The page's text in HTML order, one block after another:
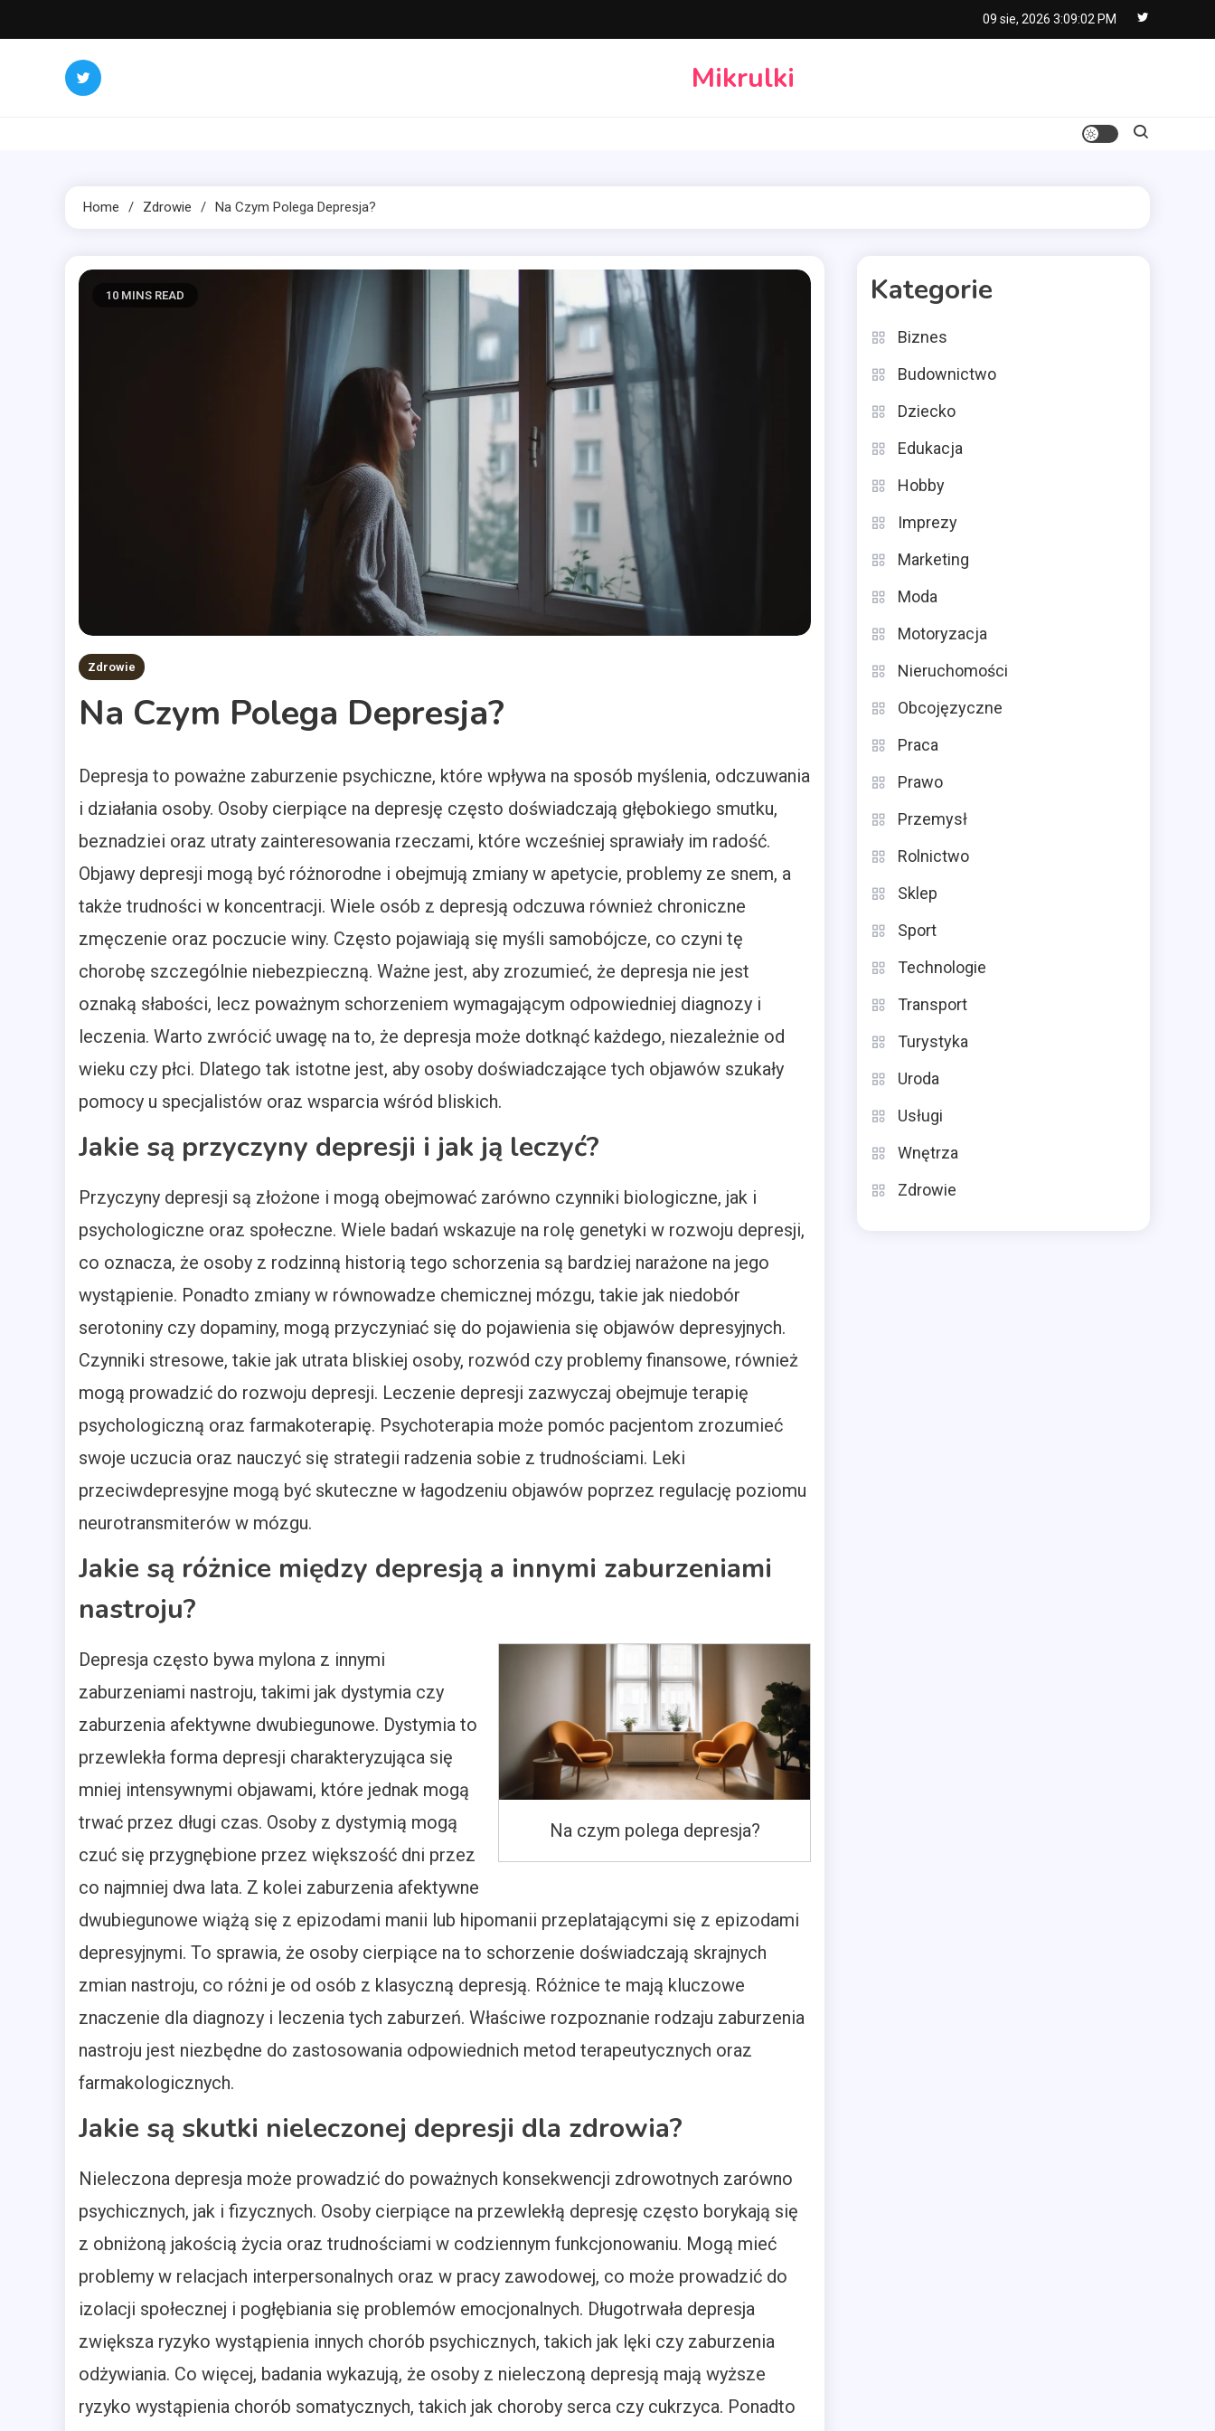
to
09 sie, 2026 3:09:03 PM
Mikrulki
Home Zdrowie Na Czym Polega Depresja?
10 MINS READ
Zdrowie
Na Czym Polega Depresja?
Depresja to poważne zaburzenie psychiczne, które wpływa na sposób myślenia, odczuwania
i działania osoby. Osoby cierpiące na depresję często doświadczają głębokiego smutku,
beznadziei oraz utraty zainteresowania rzeczami, które wcześniej sprawiały im radość.
Objawy depresji mogą być różnorodne i obejmują zmiany w apetycie, problemy ze snem, a
także trudności w koncentracji. Wiele osób z depresją odczuwa również chroniczne
zmęczenie oraz poczucie winy. Często pojawiają się myśli samobójcze, co czyni tę
chorobę szczególnie niebezpieczną. Ważne jest, aby zrozumieć, że depresja nie jest
oznaką słabości, lecz poważnym schorzeniem wymagającym odpowiedniej diagnozy i
leczenia. Warto zwrócić uwagę na to, że depresja może dotknąć każdego, niezależnie od
wieku czy płci. Dlatego tak istotne jest, aby osoby doświadczające tych objawów szukały
pomocy u specjalistów oraz wsparcia wśród bliskich.
Jakie są przyczyny depresji i jak ją leczyć?
Przyczyny depresji są złożone i mogą obejmować zarówno czynniki biologiczne, jak i
psychologiczne oraz społeczne. Wiele badań wskazuje na rolę genetyki w rozwoju depresji,
co oznacza, że osoby z rodzinną historią tego schorzenia są bardziej narażone na jego
wystąpienie. Ponadto zmiany w równowadze chemicznej mózgu, takie jak niedobór
serotoniny czy dopaminy, mogą przyczyniać się do pojawienia się objawów depresyjnych.
Czynniki stresowe, takie jak utrata bliskiej osoby, rozwód czy problemy finansowe, również
mogą prowadzić do rozwoju depresji. Leczenie depresji zazwyczaj obejmuje terapię
psychologiczną oraz farmakoterapię. Psychoterapia może pomóc pacjentom zrozumieć
swoje uczucia oraz nauczyć się strategii radzenia sobie z trudnościami. Leki
przeciwdepresyjne mogą być skuteczne w łagodzeniu objawów poprzez regulację poziomu
neurotransmiterów w mózgu.
Jakie są różnice między depresją a innymi zaburzeniami
nastroju?
Na czym polega depresja?
Depresja często bywa mylona z innymi
zaburzeniami nastroju, takimi jak dystymia czy
zaburzenia afektywne dwubiegunowe. Dystymia to
przewlekła forma depresji charakteryzująca się
mniej intensywnymi objawami, które jednak mogą
trwać przez długi czas. Osoby z dystymią mogą
czuć się przygnębione przez większość dni przez
co najmniej dwa lata. Z kolei zaburzenia afektywne
dwubiegunowe wiążą się z epizodami manii lub hipomanii przeplatającymi się z epizodami
depresyjnymi. To sprawia, że osoby cierpiące na to schorzenie doświadczają skrajnych
zmian nastroju, co różni je od osób z klasyczną depresją. Różnice te mają kluczowe
znaczenie dla diagnozy i leczenia tych zaburzeń. Właściwe rozpoznanie rodzaju zaburzenia
nastroju jest niezbędne do zastosowania odpowiednich metod terapeutycznych oraz
farmakologicznych.
Jakie są skutki nieleczonej depresji dla zdrowia?
Nieleczona depresja może prowadzić do poważnych konsekwencji zdrowotnych zarówno
psychicznych, jak i fizycznych. Osoby cierpiące na przewlekłą depresję często borykają się
z obniżoną jakością życia oraz trudnościami w codziennym funkcjonowaniu. Mogą mieć
problemy w relacjach interpersonalnych oraz w pracy zawodowej, co może prowadzić do
izolacji społecznej i pogłębiania się problemów emocjonalnych. Długotrwała depresja
zwiększa ryzyko wystąpienia innych chorób psychicznych, takich jak lęki czy zaburzenia
odżywiania. Co więcej, badania wykazują, że osoby z nieleczoną depresją mają wyższe
ryzyko wystąpienia chorób somatycznych, takich jak choroby serca czy cukrzyca. Ponadto
Kategorie
Biznes
Budownictwo
Dziecko
Edukacja
Hobby
Imprezy
Marketing
Moda
Motoryzacja
Nieruchomości
Obcojęzyczne
Praca
Prawo
Przemysł
Rolnictwo
Sklep
Sport
Technologie
Transport
Turystyka
Uroda
Usługi
Wnętrza
Zdrowie